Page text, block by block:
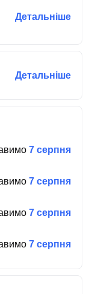
Детальніше
Детальніше
7 серпня
7 серпня
7 серпня
7 серпня